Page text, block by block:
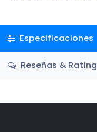
Especificaciones
Reseñas & Rating